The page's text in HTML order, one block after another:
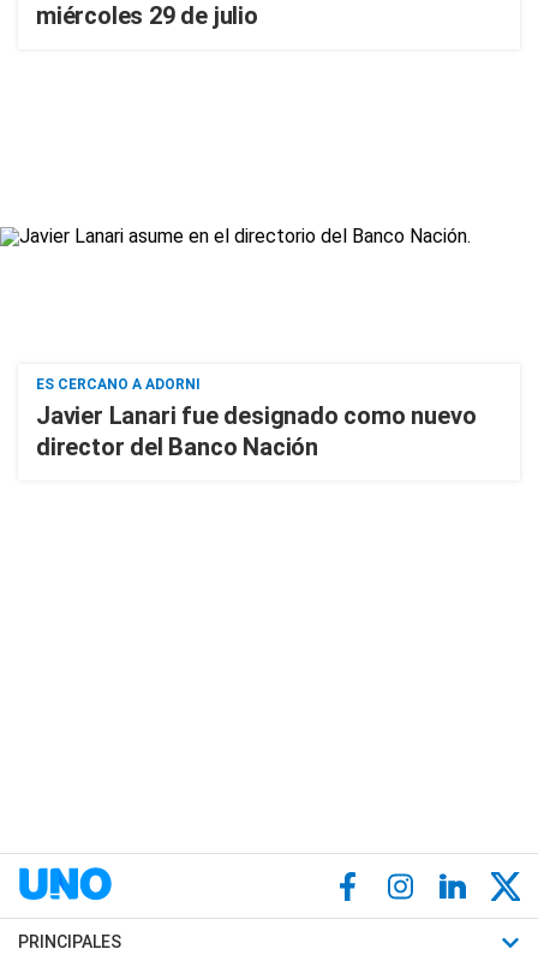
miércoles 29 de julio
ES CERCANO A ADORNI
Javier Lanari fue designado como nuevo
director del Banco Nación
PRINCIPALES